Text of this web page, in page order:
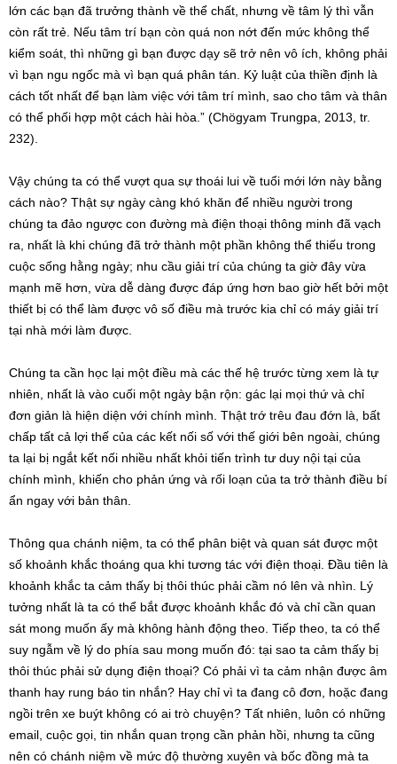
lớn các bạn đã trưởng thành về thể chất, nhưng về tâm lý thì vẫn
còn rất trẻ. Nếu tâm trí bạn còn quá non nớt đến mức không thể
kiểm soát, thì những gì bạn được dạy sẽ trở nên vô ích, không phải
vì bạn ngu ngốc mà vì bạn quá phân tán. Kỷ luật của thiền định là
cách tốt nhất để bạn làm việc với tâm trí mình, sao cho tâm và thân
có thể phối hợp một cách hài hòa.” (Chögyam Trungpa, 2013, tr.
232).
Vậy chúng ta có thể vượt qua sự thoái lui về tuổi mới lớn này bằng
cách nào? Thật sự ngày càng khó khăn để nhiều người trong
chúng ta đảo ngược con đường mà điện thoại thông minh đã vạch
ra, nhất là khi chúng đã trở thành một phần không thể thiếu trong
cuộc sống hằng ngày; nhu cầu giải trí của chúng ta giờ đây vừa
mạnh mẽ hơn, vừa dễ dàng được đáp ứng hơn bao giờ hết bởi một
thiết bị có thể làm được vô số điều mà trước kia chỉ có máy giải trí
tại nhà mới làm được.
Chúng ta cần học lại một điều mà các thế hệ trước từng xem là tự
nhiên, nhất là vào cuối một ngày bận rộn: gác lại mọi thứ và chỉ
đơn giản là hiện diện với chính mình. Thật trớ trêu đau đớn là, bất
chấp tất cả lợi thế của các kết nối số với thế giới bên ngoài, chúng
ta lại bị ngắt kết nối nhiều nhất khỏi tiến trình tư duy nội tại của
chính mình, khiến cho phản ứng và rối loạn của ta trở thành điều bí
ẩn ngay với bản thân.
Thông qua chánh niệm, ta có thể phân biệt và quan sát được một
số khoảnh khắc thoáng qua khi tương tác với điện thoại. Đầu tiên là
khoảnh khắc ta cảm thấy bị thôi thúc phải cầm nó lên và nhìn. Lý
tưởng nhất là ta có thể bắt được khoảnh khắc đó và chỉ cần quan
sát mong muốn ấy mà không hành động theo. Tiếp theo, ta có thể
suy ngẫm về lý do phía sau mong muốn đó: tại sao ta cảm thấy bị
thôi thúc phải sử dụng điện thoại? Có phải vì ta cảm nhận được âm
thanh hay rung báo tin nhắn? Hay chỉ vì ta đang cô đơn, hoặc đang
ngồi trên xe buýt không có ai trò chuyện? Tất nhiên, luôn có những
email, cuộc gọi, tin nhắn quan trọng cần phản hồi, nhưng ta cũng
nên có chánh niệm về mức độ thường xuyên và bốc đồng mà ta